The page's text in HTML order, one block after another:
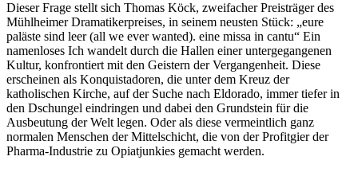
Dieser Frage stellt sich Thomas Köck, zweifacher Preisträger des
Mühlheimer Dramatikerpreises, in seinem neusten Stück: „eure
paläste sind leer (all we ever wanted). eine missa in cantu“ Ein
namenloses Ich wandelt durch die Hallen einer untergegangenen
Kultur, konfrontiert mit den Geistern der Vergangenheit. Diese
erscheinen als Konquistadoren, die unter dem Kreuz der
katholischen Kirche, auf der Suche nach Eldorado, immer tiefer in
den Dschungel eindringen und dabei den Grundstein für die
Ausbeutung der Welt legen. Oder als diese vermeintlich ganz
normalen Menschen der Mittelschicht, die von der Profitgier der
Pharma-Industrie zu Opiatjunkies gemacht werden.